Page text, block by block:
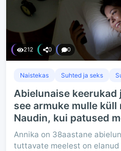
212 0 0
Naistekas Suhted ja seks
Abielunaise
see armuke mulle
Naudin, kui patused
Annika on 38aastane
tuttavate meelest on elanud